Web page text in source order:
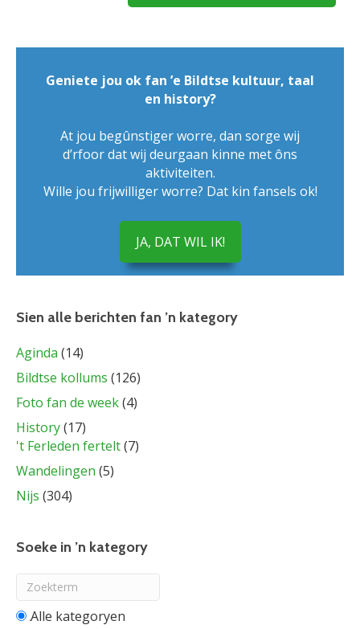
Geniete jou ok fan ’e Bildtse kultuur, taal
en history?
At jou begûnstiger worre, dan sorge wij
d’rfoor dat wij deurgaan kinne met ôns
aktiviteiten.
Wille jou frijwilliger worre? Dat kin fansels ok!
JA, DAT WIL IK!
Sien alle berichten fan ’n kategory
Aginda (14)
Bildtse kollums (126)
Foto fan de week(4)
History(17)
't Ferleden fertelt(7)
Wandelingen (5)
Nijs (304)
Soeke in ’n kategory
Alle categorieën